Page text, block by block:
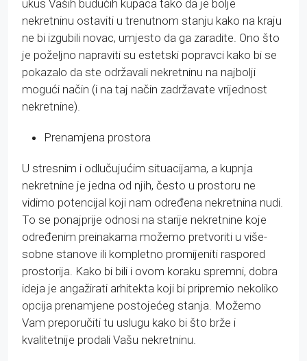
ukus Vaših budućih kupaca tako da je bolje
nekretninu ostaviti u trenutnom stanju kako na kraju
ne bi izgubili novac, umjesto da ga zaradite. Ono što
je poželjno napraviti su estetski popravci kako bi se
pokazalo da ste održavali nekretninu na najbolji
mogući način (i na taj način zadržavate vrijednost
nekretnine).
Prenamjena prostora
U stresnim i odlučujućim situacijama, a kupnja
nekretnine je jedna od njih, često u prostoru ne
vidimo potencijal koji nam određena nekretnina nudi.
To se ponajprije odnosi na starije nekretnine koje
određenim preinakama možemo pretvoriti u više-
sobne stanove ili kompletno promijeniti raspored
prostorija. Kako bi bili i ovom koraku spremni, dobra
ideja je angažirati arhitekta koji bi pripremio nekoliko
opcija prenamjene postojećeg stanja. Možemo
Vam preporučiti tu uslugu kako bi što brže i
kvalitetnije prodali Vašu nekretninu.